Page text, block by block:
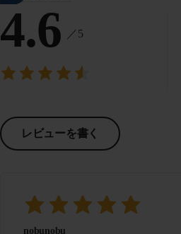
4.6 ／5
レビューを書く
nobunobu